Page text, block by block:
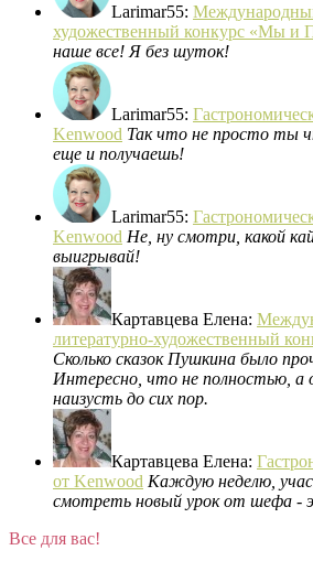
Larimar55:
художественный конкурс «Мы и
наше все! Я без шуток!
Larimar55:
Kenwood Так что не просто ты
еще и получаешь!
Larimar55:
Kenwood Не, ну смотри, какой
выигрывай!
Картавцева Елена:
литературно-художественный
Сколько сказок Пушкина было
Интересно, что не полностью,
наизусть до сих пор.
Картавцева Елена:
от Kenwood Каждую неделю,
смотреть новый урок от шефа -
Все для вас!